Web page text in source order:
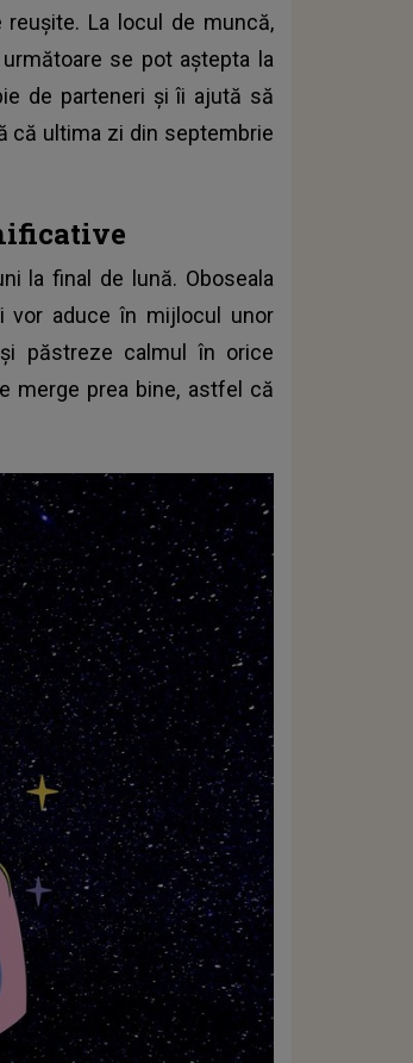
La locul de muncă,
se pot aștepta la
de parteneri și îi ajută să
că ultima zi din septembrie
la final de lună. Oboseala
vor aduce în mijlocul unor
păstreze calmul în orice
merge prea bine, astfel că